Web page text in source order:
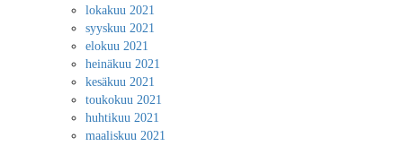
lokakuu 2021
syyskuu 2021
elokuu 2021
heinäkuu 2021
kesäkuu 2021
toukokuu 2021
huhtikuu 2021
maaliskuu 2021